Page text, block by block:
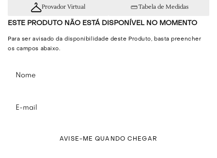
Provador Virtual Tabela de Medidas
ESTE PRODUTO NÃO ESTÁ DISPONÍVEL NO MOMENTO
Para ser avisado da disponibilidade deste Produto, basta preencher
os campos abaixo.
AVISE-ME QUANDO CHEGAR